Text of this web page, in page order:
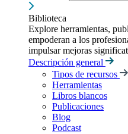
Biblioteca
Explore herramientas,
empoderan a los
impulsar mejoras
Descripción general
Tipos de recursos
Herramientas
Libros blancos
Publicaciones
Blog
Podcast